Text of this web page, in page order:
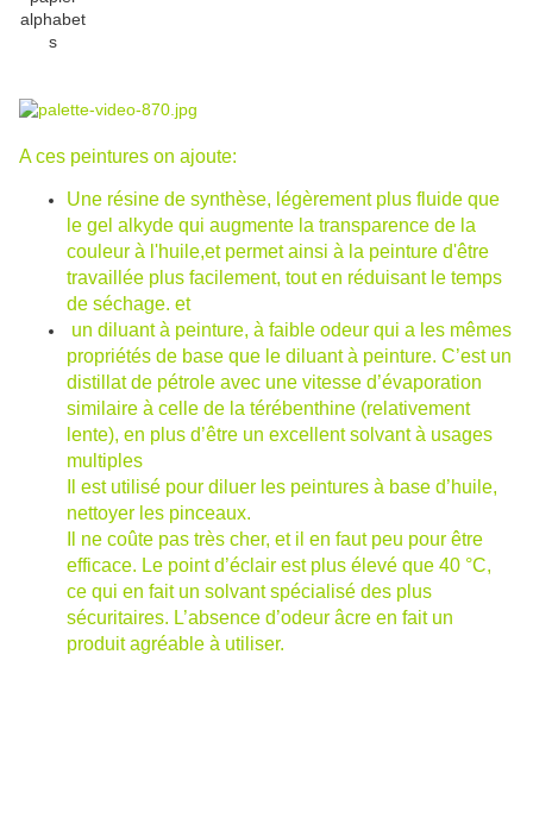
A ces peintures on ajoute:
Une résine de synthèse, légèrement plus fluide que
le gel alkyde qui augmente la transparence de la
couleur à l'huile,et permet ainsi à la peinture d'être
travaillée plus facilement, tout en réduisant le temps
de séchage. et
un diluant à peinture, à faible odeur qui a les mêmes
propriétés de base que le diluant à peinture. C’est un
distillat de pétrole avec une vitesse d’évaporation
similaire à celle de la térébenthine (relativement
lente), en plus d’être un excellent solvant à usages
multiples
Il est utilisé pour diluer les peintures à base d’huile,
nettoyer les pinceaux.
Il ne coûte pas très cher, et il en faut peu pour être
efficace. Le point d’éclair est plus élevé que 40 °C,
ce qui en fait un solvant spécialisé des plus
sécuritaires. L’absence d’odeur âcre en fait un
produit agréable à utiliser.